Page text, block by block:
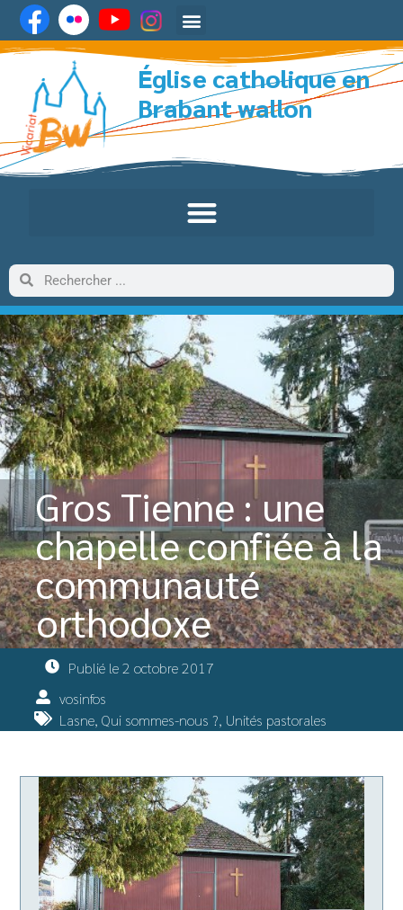
Église catholique en
Brabant wallon
Gros Tienne : une
chapelle confiée à la
communauté
orthodoxe
Publié le2 octobre 2017
vosinfos
Lasne, Qui sommes-nous ?, Unités pastorales